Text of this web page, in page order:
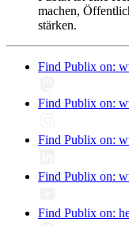
machen,
stärken.
Find Publix on:
Find Publix on:
Find Publix on:
Find Publix on:
Find Publix on: